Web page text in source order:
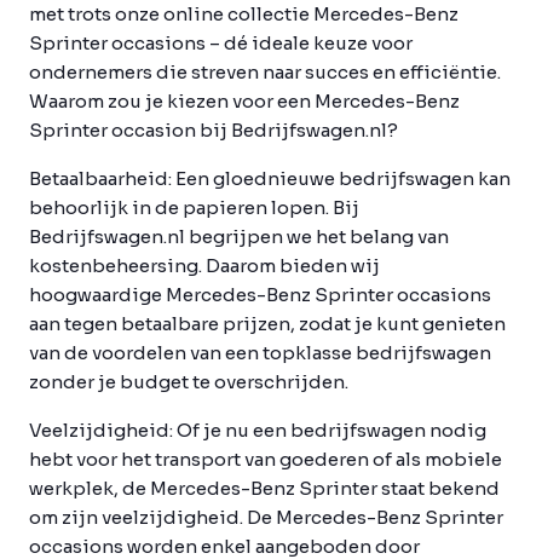
met trots onze online collectie Mercedes-Benz
Sprinter occasions – dé ideale keuze voor
ondernemers die streven naar succes en efficiëntie.
Waarom zou je kiezen voor een Mercedes-Benz
Sprinter occasion bij Bedrijfswagen.nl?
Betaalbaarheid: Een gloednieuwe bedrijfswagen kan
behoorlijk in de papieren lopen. Bij
Bedrijfswagen.nl begrijpen we het belang van
kostenbeheersing. Daarom bieden wij
hoogwaardige Mercedes-Benz Sprinter occasions
aan tegen betaalbare prijzen, zodat je kunt genieten
van de voordelen van een topklasse bedrijfswagen
zonder je budget te overschrijden.
Veelzijdigheid:Of je nu een bedrijfswagen nodig
hebt voor het transport van goederen of als mobiele
werkplek, de Mercedes-Benz Sprinter staat bekend
om zijn veelzijdigheid. De Mercedes-Benz Sprinter
occasions worden enkel aangeboden door